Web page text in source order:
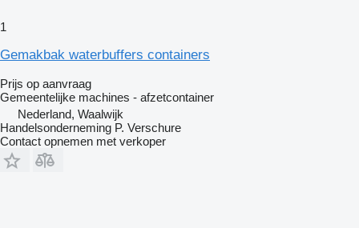
1
Gemakbak waterbuffers containers
Prijs op aanvraag
Gemeentelijke machines - afzetcontainer
Nederland, Waalwijk
Handelsonderneming P. Verschure
Contact opnemen met verkoper